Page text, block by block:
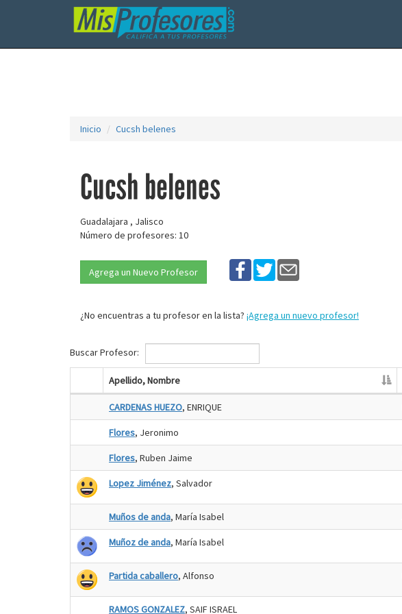
Inicio Cucsh belenes
Cucsh belenes
Guadalajara , Jalisco
Número de profesores: 10
Agrega un Nuevo Profesor
¿No encuentras a tu profesor en la lista? ¡Agrega un nuevo profesor!
Buscar Profesor:
Apellido, Nombre
CARDENAS HUEZO, ENRIQUE
Flores, Jeronimo
Flores, Ruben Jaime
Lopez Jiménez, Salvador
Muños de anda, María Isabel
Muñoz de anda, María Isabel
Partida caballero, Alfonso
RAMOS GONZALEZ, SAIF ISRAEL